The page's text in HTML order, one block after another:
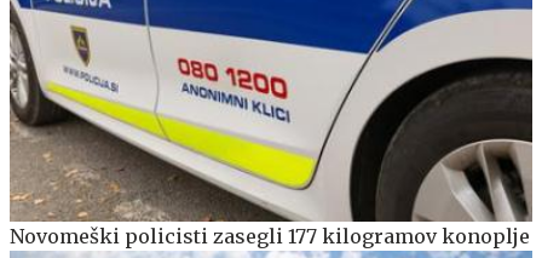
Novomeški policisti zasegli 177 kilogramov konoplje